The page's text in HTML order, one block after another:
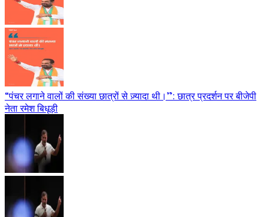
“पंचर लगाने वालों की संख्या छात्रों से ज़्यादा थी।”: छात्र प्रदर्शन पर बीजेपी
नेता रमेश बिधूड़ी